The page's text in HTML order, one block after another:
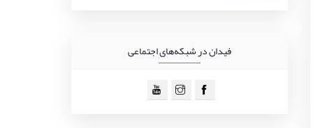
فیدان در شبکه‌های اجتماعی